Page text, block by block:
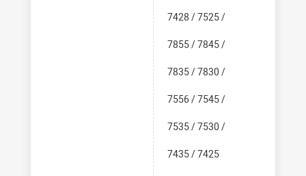
7428 / 7525 /
7855 / 7845 /
7835 / 7830 /
7556 / 7545 /
7535 / 7530 /
7435 / 7425